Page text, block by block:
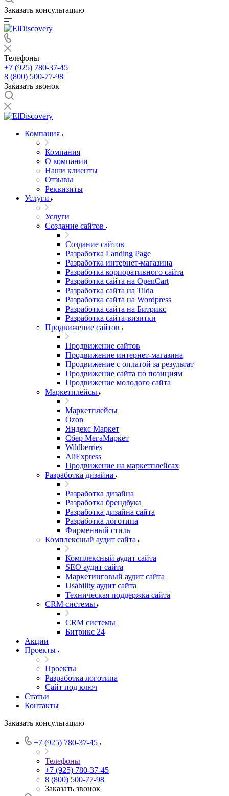
Заказать консультацию
Телефоны
+7 (925) 780-37-45
8 (800) 500-77-98
Заказать звонок
Компания
Компания
О компании
Наши клиенты
Отзывы
Реквизиты
Услуги
Услуги
Создание сайтов
Создание сайтов
Разработка Landing Page
Разработка интернет-магазина
Разработка корпоративного сайта
Разработка сайта на OpenCart
Разработка сайта на Tilda
Разработка сайта на Wordpress
Разработка сайта на Битрикс
Разработка сайта-визитки
Продвижение сайтов
Продвижение сайтов
Продвижение интернет-магазина
Продвижение с оплатой за результат
Продвижение сайта по позициям
Продвижение молодого сайта
Маркетплейсы
Маркетплейсы
Ozon
Яндекс Маркет
Сбер МегаМаркет
Wildberries
AliExpress
Продвижение на маркетплейсах
Разработка дизайна
Разработка дизайна
Разработка брендбука
Разработка дизайна сайта
Разработка логотипа
Фирменный стиль
Комплексный аудит сайта
Комплексный аудит сайта
SEO аудит сайта
Маркетинговый аудит сайта
Usability аудит сайта
Техническая поддержка сайта
CRM системы
CRM системы
Битрикс 24
Акции
Проекты
Проекты
Разработка логотипа
Сайт под ключ
Статьи
Контакты
Заказать консультацию
+7 (925) 780-37-45
Телефоны
+7 (925) 780-37-45
8 (800) 500-77-98
Заказать звонок